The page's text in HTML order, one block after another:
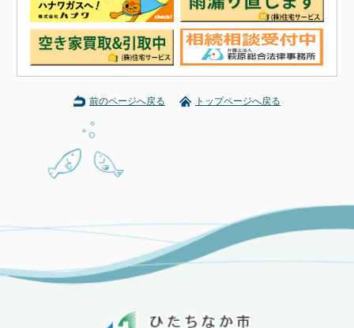
前のページへ戻る トップページへ戻る